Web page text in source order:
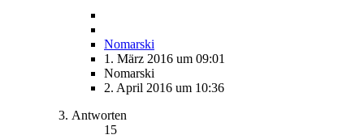
Nomarski
1. März 2016 um 09:01
Nomarski
2. April 2016 um 10:36
Antworten
15